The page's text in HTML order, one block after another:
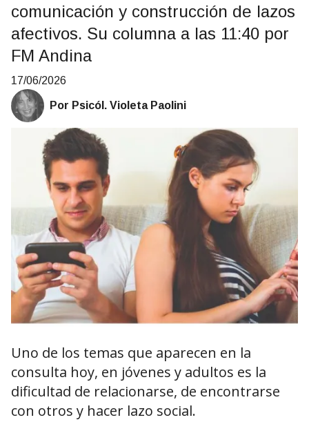
comunicación y construcción de lazos
afectivos. Su columna a las 11:40 por
FM Andina
17/06/2026
Por Psicól. Violeta Paolini
Uno de los temas que aparecen en la
consulta hoy, en jóvenes y adultos es la
dificultad de relacionarse, de encontrarse
con otros y hacer lazo social.